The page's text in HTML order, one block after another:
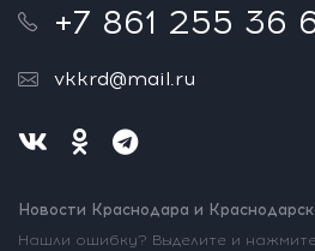
+7 861 255 36
vkkrd@mail.ru
Новости Краснодара и
Нашли ошибку? Выделите и нажмите